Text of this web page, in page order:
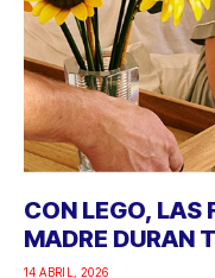
CON LEGO, LAS
MADRE DURAN
14 ABRIL, 2026